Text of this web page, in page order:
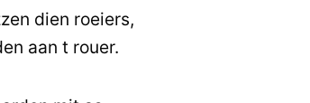
dien roeiers,
aan t rouer.